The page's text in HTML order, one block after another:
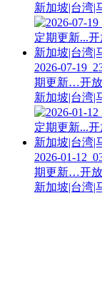
新加坡|台湾|
2026-07-
期更新…开放
新加坡|台湾|
2026-01-
期更新…开放
新加坡|台湾|